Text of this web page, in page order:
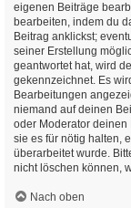
eigenen Beiträge
bearbeiten, indem du
Beitrag anklickst;
seiner Erstellung
geantwortet hat, wird
gekennzeichnet. Es
Bearbeitungen
niemand auf deinen
oder Moderator
sie es für nötig halten,
überarbeitet wurde.
nicht löschen können,
Nach oben